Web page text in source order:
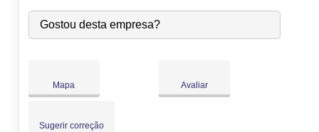
Seg: 09:00-18:00 ●Fecha às 18:00
Ter:
09:00-18:00
Qua:
09:00-18:00
Sáb:
Fechado
Gostou desta empresa?
Mapa Avaliar
Sugerir correção